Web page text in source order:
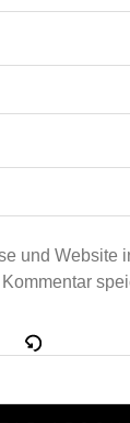
und Website